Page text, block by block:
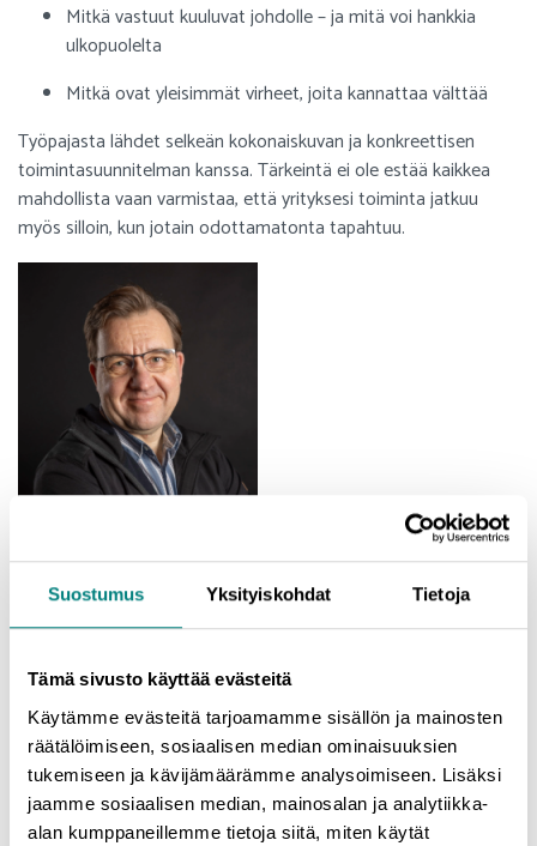
Suostumus Yksityiskohdat Tietoja
Tämä sivusto käyttää evästeitä
Käytämme evästeitä tarjoamamme sisällön ja mainosten
räätälöimiseen, sosiaalisen median ominaisuuksien
tukemiseen ja kävijämäärämme analysoimiseen. Lisäksi
jaamme sosiaalisen median, mainosalan ja analytiikka-
alan kumppaneillemme tietoja siitä, miten käytät
Mitkä vastuut kuuluvat johdolle – ja mitä voi hankkia
ulkopuolelta
Mitkä ovat yleisimmät virheet, joita kannattaa välttää
Työpajasta lähdet selkeän kokonaiskuvan ja konkreettisen
toimintasuunnitelman kanssa. Tärkeintä ei ole estää kaikkea
mahdollista vaan varmistaa, että yrityksesi toiminta jatkuu
myös silloin, kun jotain odottamatonta tapahtuu.
Asiantuntijana Veli-Matti Järveläinen, Senior Advisor
“Tehdään monimutkaisesta ymmärrettävää — jotta voimme
tehdä parempia yhteisiä päätöksiä.”
Veli-Matti Järveläinen on kokenut IT- ja kyberturva-asiantuntija,
joka toimii sujuvasti liiketoiminnan ja teknologian rajapinnassa.
Hänen vahvuutensa on kyky selkeyttää monimutkaisia
kokonaisuuksia ja tuoda tekniset aiheet ymmärrettäviksi myös
niille, joille IT ei ole ydinosaamista.